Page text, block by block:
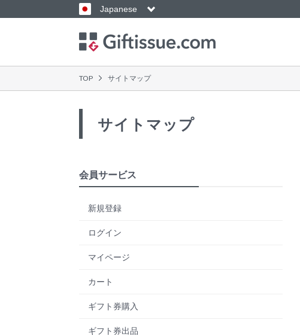
Japanese
TOP サイトマップ
サイトマップ
会員サービス
新規登録
ログイン
マイページ
カート
ギフト券購入
ギフト券出品